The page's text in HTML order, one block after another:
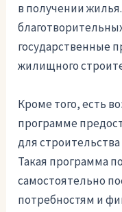
в получении
государственные
жилищного
Кроме того, есть
программе
для
Такая программа
самостоятельно
потребностям и